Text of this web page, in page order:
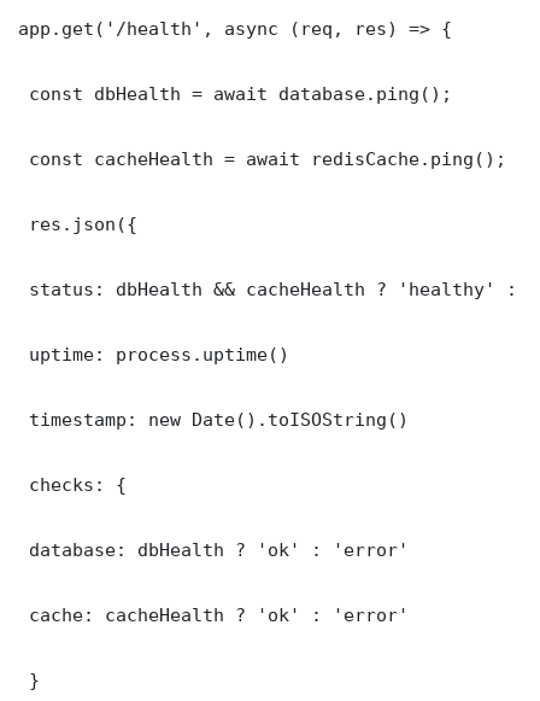
app.get('/health', async (req, res) => {
const dbHealth = await database.ping();
const cacheHealth = await redisCache.ping();
res.json({
status: dbHealth && cacheHealth ? 'healthy' :
uptime: process.uptime()
timestamp: new Date().toISOString()
checks: {
database: dbHealth ? 'ok' : 'error'
cache: cacheHealth ? 'ok' : 'error'
}